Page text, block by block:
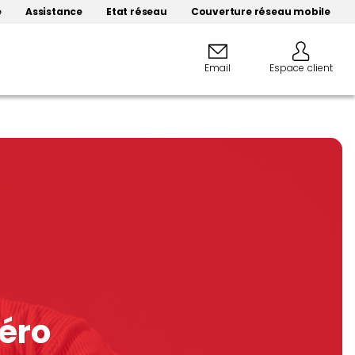
Assistance Etat réseau Couverture réseau mobile
Email Espace client